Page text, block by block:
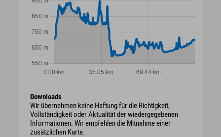
Downloads
Wir übernehmen keine Haftung für die Richtigkeit,
Vollständigkeit oder Aktualität der wiedergegebenen
Informationen. Wir empfehlen die Mitnahme einer
zusätzlichen Karte.